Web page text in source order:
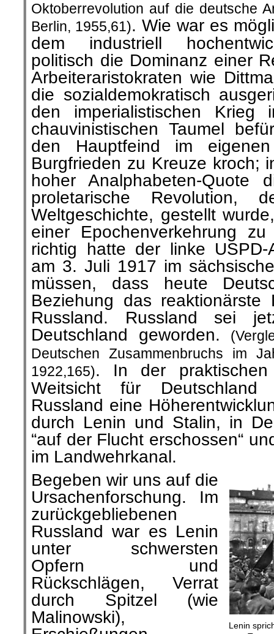
Oktoberrevolution auf die deutsche
Berlin, 1955,61). Wie war es
dem industriell
politisch die Dominanz einer
Arbeiteraristokraten wie
die sozialdemokratisch
den imperialistischen Krieg
chauvinistischen Taumel
den Hauptfeind im
Burgfrieden zu Kreuze kroch;
hoher Analphabeten-Quote
proletarische
Weltgeschichte, gestellt
einer Epochenverkehrung
richtig hatte der linke USPD-
am 3. Juli 1917 im
müssen, dass heute
Beziehung das
Russland. Russland sei
Deutschland geworden.
Deutschen Zusammenbruchs im
1922,165). In der
Weitsicht für
Russland eine
durch Lenin und Stalin, in
“auf der Flucht erschossen“
im Landwehrkanal.
Lenin
Begeben wir uns auf die
Ursachenforschung. Im
zurückgebliebenen
Russland war es Lenin
unter schwersten
Opfern und
Rückschlägen, Verrat
durch Spitzel (wie
Malinowski),